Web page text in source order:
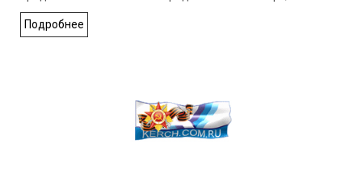
Подробнее